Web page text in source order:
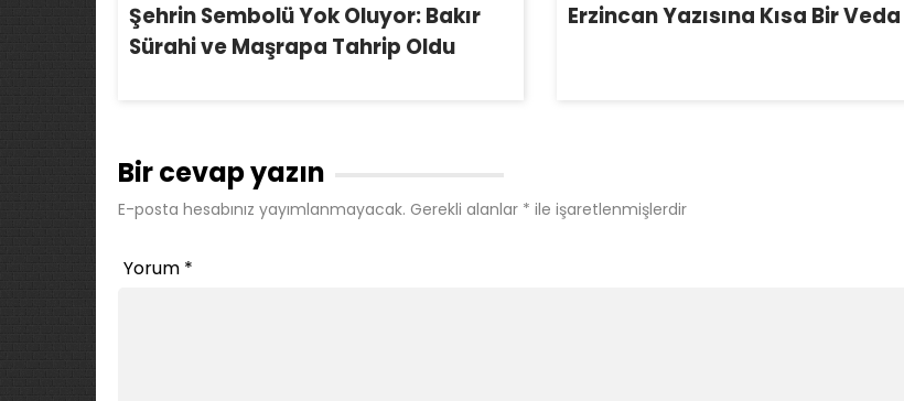
Şehrin Sembolü Yok Oluyor: Bakır
Sürahi ve Maşrapa Tahrip Oldu
Erzincan Yazısına Kısa Bir Veda
Bir cevap yazın
E-posta hesabınız yayımlanmayacak. Gerekli alanlar * ile işaretlenmişlerdir
Yorum *